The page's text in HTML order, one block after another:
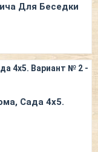
Для Беседки
Сада 4х5.